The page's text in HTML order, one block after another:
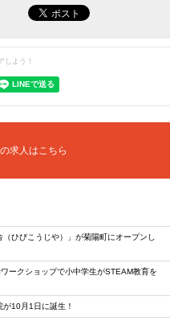
最新情報をお届けします。
しよう！
求人はこちら
ひびこうじや）」が菊陽町にオープンし
ークショップで小中学生がSTEAM教育を
10月1日に誕生！